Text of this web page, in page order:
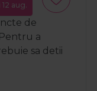
aug.
de
Pentru a
sa detii